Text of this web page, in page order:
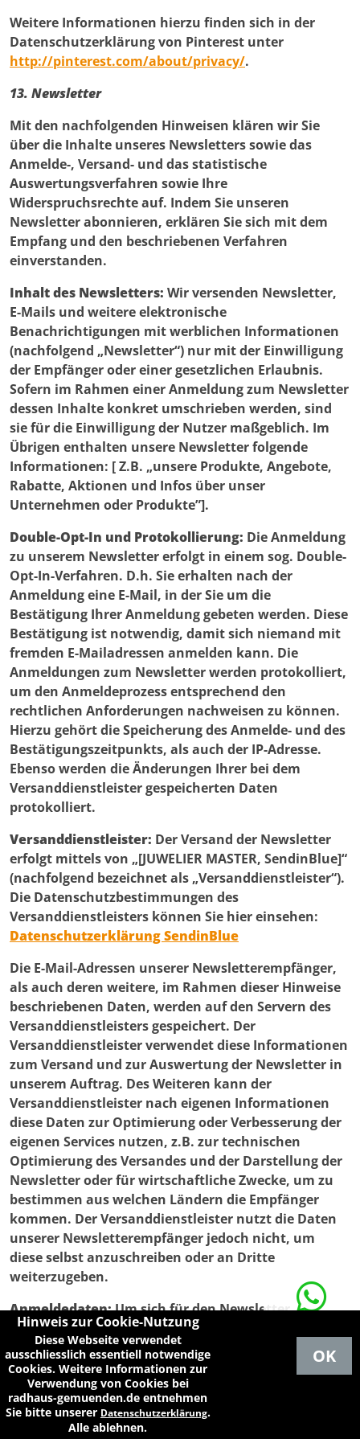
Weitere Informationen hierzu finden sich in der
Datenschutzerklärung von Pinterest unter
http://pinterest.com/about/privacy/.
13. Newsletter
Mit den nachfolgenden Hinweisen klären wir Sie
über die Inhalte unseres Newsletters sowie das
Anmelde-, Versand- und das statistische
Auswertungsverfahren sowie Ihre
Widerspruchsrechte auf. Indem Sie unseren
Newsletter abonnieren, erklären Sie sich mit dem
Empfang und den beschriebenen Verfahren
einverstanden.
Inhalt des Newsletters: Wir versenden Newsletter,
E-Mails und weitere elektronische
Benachrichtigungen mit werblichen Informationen
(nachfolgend „Newsletter“) nur mit der Einwilligung
der Empfänger oder einer gesetzlichen Erlaubnis.
Sofern im Rahmen einer Anmeldung zum Newsletter
dessen Inhalte konkret umschrieben werden, sind
sie für die Einwilligung der Nutzer maßgeblich. Im
Übrigen enthalten unsere Newsletter folgende
Informationen: [ Z.B. „unsere Produkte, Angebote,
Rabatte, Aktionen und Infos über unser
Unternehmen oder Produkte”].
Double-Opt-In und Protokollierung: Die Anmeldung
zu unserem Newsletter erfolgt in einem sog. Double-
Opt-In-Verfahren. D.h. Sie erhalten nach der
Anmeldung eine E-Mail, in der Sie um die
Bestätigung Ihrer Anmeldung gebeten werden. Diese
Bestätigung ist notwendig, damit sich niemand mit
fremden E-Mailadressen anmelden kann. Die
Anmeldungen zum Newsletter werden protokolliert,
um den Anmeldeprozess entsprechend den
rechtlichen Anforderungen nachweisen zu können.
Hierzu gehört die Speicherung des Anmelde- und des
Bestätigungszeitpunkts, als auch der IP-Adresse.
Ebenso werden die Änderungen Ihrer bei dem
Versanddienstleister gespeicherten Daten
protokolliert.
Versanddienstleister: Der Versand der Newsletter
erfolgt mittels von „[JUWELIER MASTER, SendinBlue]“
(nachfolgend bezeichnet als „Versanddienstleister“).
Die Datenschutzbestimmungen des
Versanddienstleisters können Sie hier einsehen:
Datenschutzerklärung SendinBlue
Die E-Mail-Adressen unserer Newsletterempfänger,
als auch deren weitere, im Rahmen dieser Hinweise
beschriebenen Daten, werden auf den Servern des
Versanddienstleisters gespeichert. Der
Versanddienstleister verwendet diese Informationen
zum Versand und zur Auswertung der Newsletter in
unserem Auftrag. Des Weiteren kann der
Versanddienstleister nach eigenen Informationen
diese Daten zur Optimierung oder Verbesserung der
eigenen Services nutzen, z.B. zur technischen
Optimierung des Versandes und der Darstellung der
Newsletter oder für wirtschaftliche Zwecke, um zu
bestimmen aus welchen Ländern die Empfänger
kommen. Der Versanddienstleister nutzt die Daten
unserer Newsletterempfänger jedoch nicht, um
diese selbst anzuschreiben oder an Dritte
weiterzugeben.
Anmeldedaten:Um sich für den Newsletter
anzumelden, reicht es aus, wenn Sie Ihre E-
Mailadresse angeben. Optional bitten wir Sie
folgende Daten anzugeben: [„Vor- und Nachname
zwecks Personalisierung des Newsletters.
Geburtsdatum, Geschlecht und Branche, um die
Inhalte des Newsletters den Interessen unserer Leser
Hinweis zur Cookie-Nutzung
Diese Webseite verwendet
ausschliesslich essentiell notwendige
Cookies. Weitere Informationen zur
Verwendung von Cookies bei
radhaus-gemuenden.de entnehmen
Sie bitte unserer Datenschutzerklärung.
Alle ablehnen.
OK